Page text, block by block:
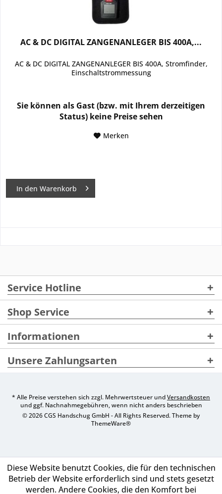
AC & DC DIGITAL ZANGENANLEGER BIS 400A,...
AC & DC DIGITAL ZANGENANLEGER BIS 400A, Stromfinder,
Einschaltstrommessung
Sie können als Gast (bzw. mit Ihrem derzeitigen
Status) keine Preise sehen
Merken
In den Warenkorb
Service Hotline
Shop Service
Informationen
Unsere Zahlungsarten
* Alle Preise verstehen sich zzgl. Mehrwertsteuer undVersandkosten
und ggf. Nachnahmegebühren, wenn nicht anders beschrieben
© 2026 CGS Handschug GmbH - All Rights Reserved. Theme by
ThemeWare®
Diese Website benutzt Cookies, die für den technischen
Betrieb der Website erforderlich sind und stets gesetzt
werden. Andere Cookies, die den Komfort bei